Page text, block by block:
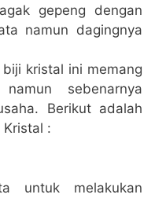
gepeng dengan
namun dagingnya
kristal ini memang
sebenarnya
Berikut adalah
:
untuk melakukan